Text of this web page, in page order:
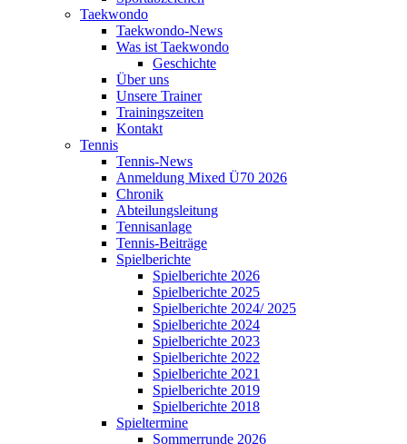
Taekwondo
Taekwondo-News
Was ist Taekwondo
Geschichte
Über uns
Unsere Trainer
Trainingszeiten
Kontakt
Tennis
Tennis-News
Anmeldung Mixed Ü70 2026
Chronik
Abteilungsleitung
Tennisanlage
Tennis-Beiträge
Spielberichte
Spielberichte 2026
Spielberichte 2025
Spielberichte 2024/ 2025
Spielberichte 2024
Spielberichte 2023
Spielberichte 2022
Spielberichte 2021
Spielberichte 2019
Spielberichte 2018
Spieltermine
Sommerrunde 2026